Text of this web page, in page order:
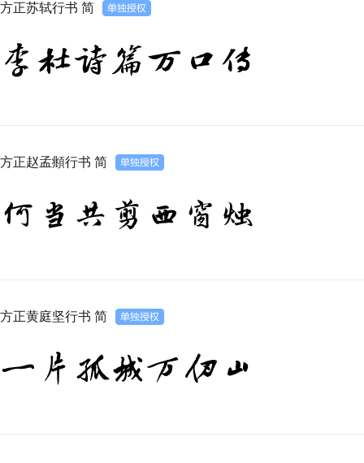
方正苏轼行书 简
李杜诗篇万口传
方正赵孟頫行书 简
何当共剪西窗烛
方正黄庭坚行书 简
一片孤城万仞山